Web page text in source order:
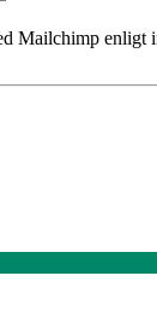
Mailchimp enligt